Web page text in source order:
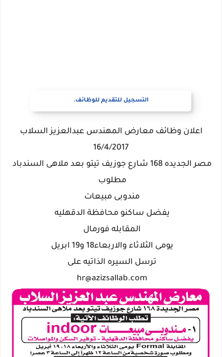
التسجيل للتقديم للوظائف.
اعلان وظائف معارض المهندس عبدالعزيز السلاب
16/4/2017
مصر الجديده 168 شارع جوزيف تيتو بعد ملاهى السندباد
مطلوب
مندوبى مبيعات
يفضل ساكنو محافظة الدقهليه
المقابله فورمال
يومى الثلاثاء والاربعاء18 و19 ابريل
ترسل السيره الذاتيه على
hr@azizsallab.com